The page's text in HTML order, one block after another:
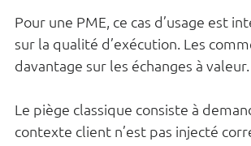
Pour une PME, ce cas d’usage est
sur la qualité d’exécution. Les
davantage sur les échanges à valeur.
Le piège classique consiste à
contexte client n’est pas injecté